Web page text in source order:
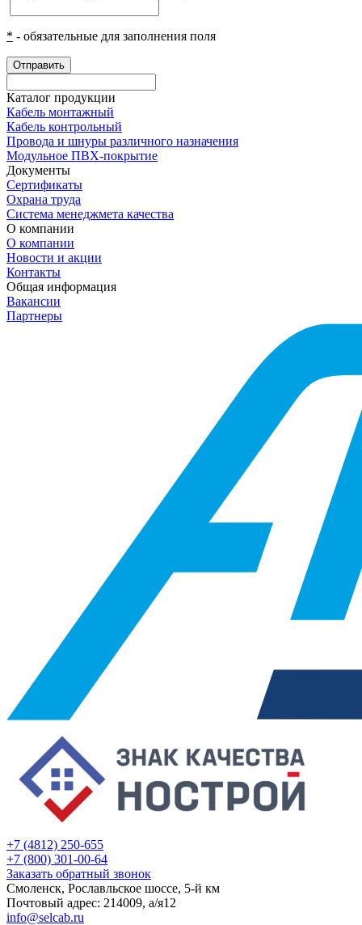
* - обязательные для заполнения поля
Отправить
Каталог продукции
Кабель монтажный
Кабель контрольный
Провода и шнуры различного назначения
Модульное ПВХ-покрытие
Документы
Сертификаты
Охрана труда
Система менеджмета качества
О компании
О компании
Новости и акции
Контакты
Общая информация
Вакансии
Партнеры
+7 (4812) 250-655
+7 (800) 301-00-64
Заказать обратный звонок
Смоленск, Рославльское шоссе, 5-й км
Почтовый адрес: 214009, а/я12
info@selcab.ru